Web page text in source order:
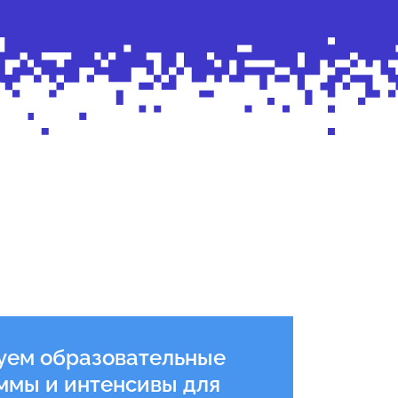
Подробнее
образовательные
и интенсивы для